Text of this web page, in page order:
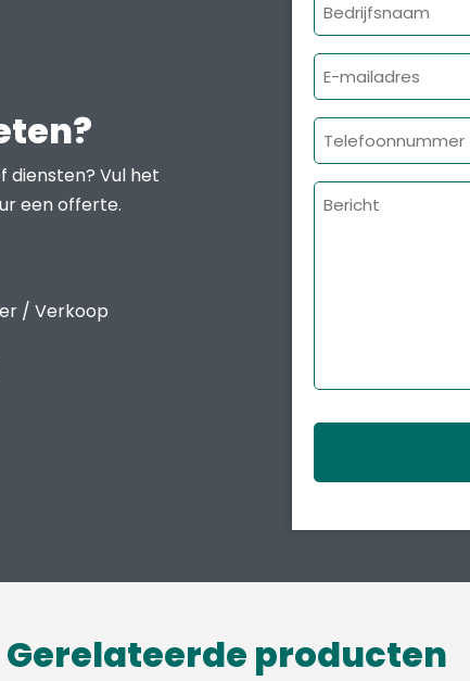
diensten? Vul het
een offerte.
/ Verkoop
E-
mailadres
Bericht
Gerelateerde producten